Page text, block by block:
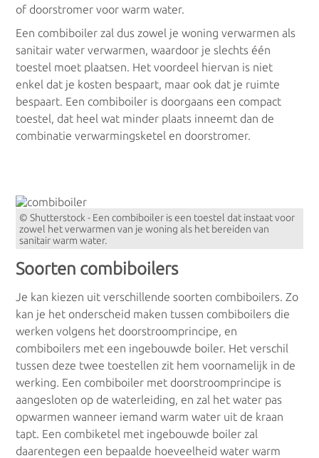
Elektrische radiatoren
Warmtepompen
Lucht lucht warmtepomp
Water water warmtepomp
Grond water warmtepomp
HR-ketels
Hoogrendementsketels
Elektrisch
Accumulatieverwarming
of doorstromer voor warm water.
Een combiboiler zal dus zowel je woning verwarmen als
sanitair water verwarmen, waardoor je slechts één
toestel moet plaatsen. Het voordeel hiervan is niet
enkel dat je kosten bespaart, maar ook dat je ruimte
bespaart. Een combiboiler is doorgaans een compact
toestel, dat heel wat minder plaats inneemt dan de
combinatie verwarmingsketel en doorstromer.
© Shutterstock - Een combiboiler is een toestel dat instaat voor
zowel het verwarmen van je woning als het bereiden van
sanitair warm water.
Soorten combiboilers
Je kan kiezen uit verschillende soorten combiboilers. Zo
kan je het onderscheid maken tussen combiboilers die
werken volgens het doorstroomprincipe, en
combiboilers met een ingebouwde boiler. Het verschil
tussen deze twee toestellen zit hem voornamelijk in de
werking. Een combiboiler met doorstroomprincipe is
aangesloten op de waterleiding, en zal het water pas
opwarmen wanneer iemand warm water uit de kraan
tapt. Een combiketel met ingebouwde boiler zal
daarentegen een bepaalde hoeveelheid water warm